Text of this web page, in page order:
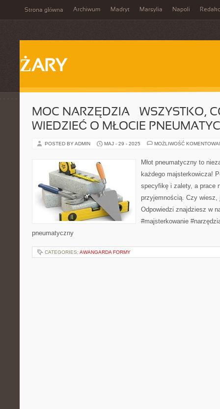
Strona główna Archiwum Madryt Marsylia Napoli
ŻARY
MOC NARZĘDZIA – WSZYSTKO,
WIEDZIEĆ O MŁOCIE
POSTED BY ADMIN MAJ - 29 - 2025 MOŻLIWOŚĆ
Młot pneumatyczny to
każdego majsterkowicza!
specyfikę i zalety, a prace
przyjemnością. Czy wiesz,
Odpowiedzi znajdziesz w
#majsterkowanie
pneumatyczny
CATEGORIES: AWANGARDA FORMY